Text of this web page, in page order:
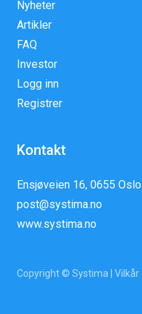
Nyheter
Artikler
FAQ
Investor
Logg inn
Registrer
Kontakt
Ensjøveien 16, 0655 Oslo
post@systima.no
www.systima.no
Copyright © Systima | Vilkår